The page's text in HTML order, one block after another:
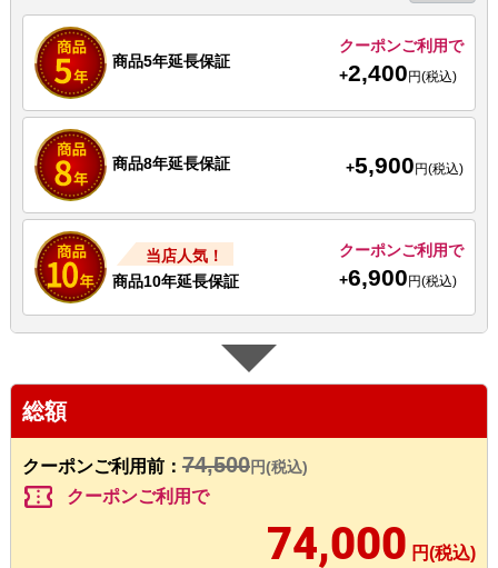
商品5年延長保証
クーポンご利用で
+2,400 円(税込)
商品8年延長保証 +5,900円(税込)
当店人気！
商品10年延長保証
クーポンご利用で
+6,900 円(税込)
総額
クーポンご利用前： 74,500円(税込)
confirmation_number クーポンご利用で
74,000 円(税込)